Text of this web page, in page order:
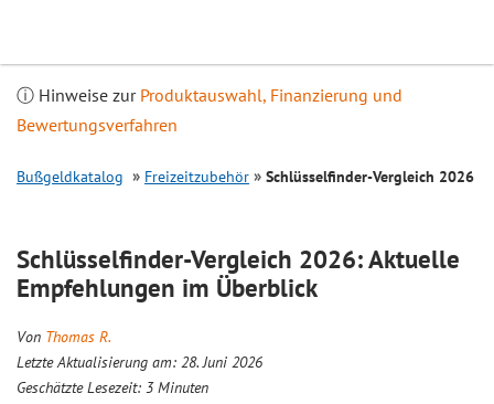
ⓘ Hinweise zur Produktauswahl, Finanzierung und
Bewertungsverfahren
Bußgeldkatalog Freizeitzubehör Schlüsselfinder-Vergleich 2026
Schlüsselfinder-Vergleich 2026: Aktuelle
Empfehlungen im Überblick
Von Thomas R.
Letzte Aktualisierung am: 28. Juni 2026
Geschätzte Lesezeit: 3 Minuten